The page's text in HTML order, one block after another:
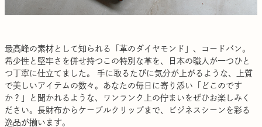
最高峰の素材として知られる「革のダイヤモンド」、コードバン。
希少性と堅牢さを併せ持つこの特別な革を、日本の職人が一つひと
つ丁寧に仕立てました。 手に取るたびに気分が上がるような、上質
で美しいアイテムの数々。あなたの毎日に寄り添い「どこのです
か？」と聞かれるような、ワンランク上の佇まいをぜひお楽しみく
ださい。長財布からケーブルクリップまで、ビジネスシーンを彩る
逸品が揃います。